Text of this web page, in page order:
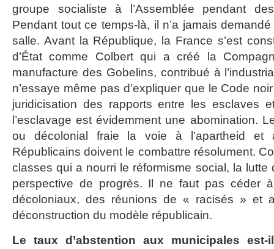
groupe socialiste à l’Assemblée pendant
Pendant tout ce temps-là, il n’a jamais
salle. Avant la République, la France s’est
d’État comme Colbert qui a créé la
manufacture des Gobelins, contribué à
n’essaye même pas d’expliquer que le Code
juridicisation des rapports entre les esclaves
l’esclavage est évidemment une abomination.
ou décolonial fraie la voie à l’apartheid et
Républicains doivent le combattre résolument.
classes qui a nourri le réformisme social, la lutte
perspective de progrès. Il ne faut pas céder à
décoloniaux, des réunions de « racisés » et
déconstruction du modèle républicain.
Le taux d’abstention aux municipales